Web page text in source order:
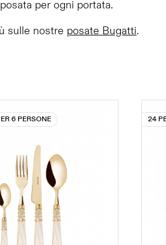
per ogni portata.
sulle nostre posate Bugatti.
6 PERSONE 24